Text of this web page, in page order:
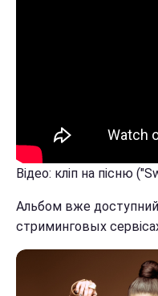
Відео: кліп на пісню
Альбом вже доступний
стриминговых